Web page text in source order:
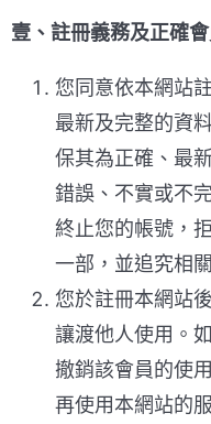
壹、註冊義務及正確
您同意依本網站
最新及完整的資
保其為正確、最
錯誤、不實或不
終止您的帳號，
一部，並追究相
您於註冊本網站
讓渡他人使用。
撤銷該會員的使
再使用本網站的